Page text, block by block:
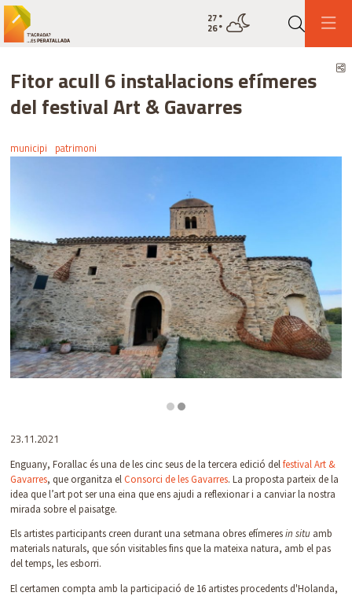
Cerca
Estat actual del temps
27°
26°
Fitor acull 6 instal·lacions efímeres
del festival Art & Gavarres
municipi patrimoni
23.11.2021
Enguany, Forallac és una de les cinc seus de la tercera edició del festival Art &
Gavarres, que organitza el Consorci de les Gavarres. La proposta parteix de la
idea que l’art pot ser una eina que ens ajudi a reflexionar i a canviar la nostra
mirada sobre el paisatge.
Els artistes participants creen durant una setmana obres efímeresin situamb
materials naturals, que són visitables fins que la mateixa natura, amb el pas
del temps, les esborri.
El certamen compta amb la participació de 16 artistes procedents d'Holanda,